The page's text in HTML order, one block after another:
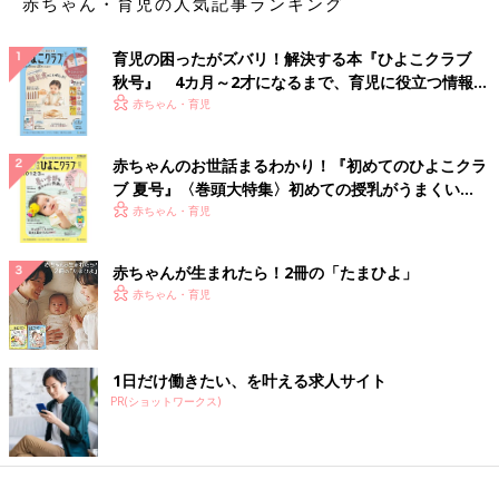
育児の困ったがズバリ！解決する本『ひよこクラブ
秋号』 4カ月～2才になるまで、育児に役立つ情報が
いっぱい！
赤ちゃん・育児
赤ちゃんのお世話まるわかり！『初めてのひよこクラ
ブ 夏号』〈巻頭大特集〉初めての授乳がうまくい
く！ おっぱい・ミルクの基本と夏のトラブル 解決テ
赤ちゃん・育児
赤ちゃんが生まれたら！2冊の「たまひよ」
赤ちゃん・育児
1日だけ働きたい、を叶える求人サイト
PR(ショットワークス)